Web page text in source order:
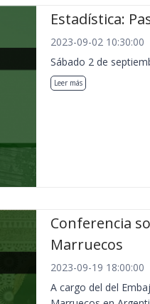
Estadística:
2023-09-02 10:30:00
Sábado 2 de
Leer más
Conferencia
Marruecos
2023-09-19 18:00:00
A cargo del del